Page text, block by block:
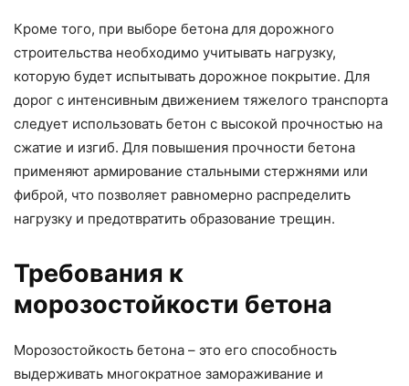
Кроме того, при выборе бетона для дорожного
строительства необходимо учитывать нагрузку,
которую будет испытывать дорожное покрытие. Для
дорог с интенсивным движением тяжелого транспорта
следует использовать бетон с высокой прочностью на
сжатие и изгиб. Для повышения прочности бетона
применяют армирование стальными стержнями или
фиброй, что позволяет равномерно распределить
нагрузку и предотвратить образование трещин.
Требования к
морозостойкости бетона
Морозостойкость бетона – это его способность
выдерживать многократное замораживание и